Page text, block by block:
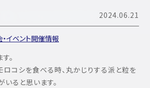
2024.06.21
イベント開催情報
。
ロコシを食べる時、丸かじりする派と粒を
ると思います。